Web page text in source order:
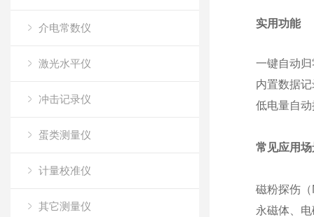
介电常数仪
激光水平仪
冲击记录仪
蛋类测量仪
计量校准仪
其它测量仪
实用功能
一键自动
内置数据
低电量自
常见应用场
磁粉探伤
永磁体、